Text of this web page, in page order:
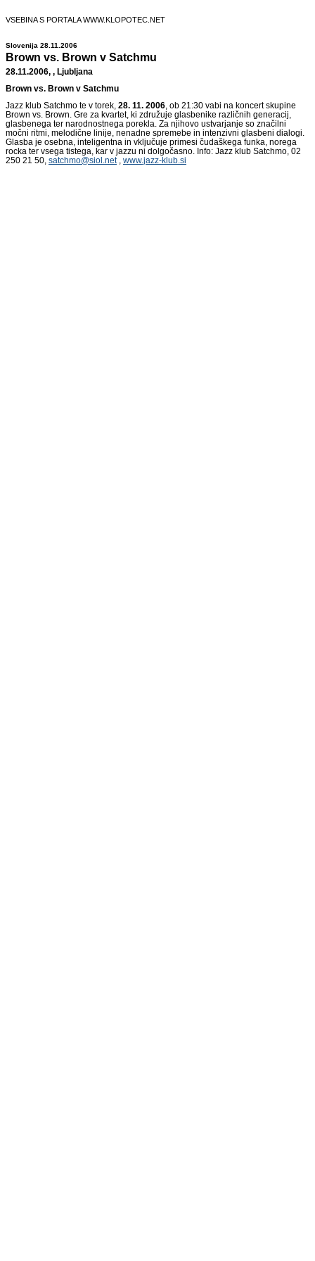
VSEBINA S PORTALA WWW.KLOPOTEC.NET
Slovenija 28.11.2006
Brown vs. Brown v Satchmu
28.11.2006, , Ljubljana
Brown vs. Brown v Satchmu
Jazz klub Satchmo te v torek, 28. 11. 2006 , ob 21:30 vabi na koncert skupine
Brown vs. Brown. Gre za kvartet, ki združuje glasbenike različnih generacij,
glasbenega ter narodnostnega porekla. Za njihovo ustvarjanje so značilni
močni ritmi, melodične linije, nenadne spremebe in intenzivni glasbeni dialogi.
Glasba je osebna, inteligentna in vključuje primesi čudaškega funka, norega
rocka ter vsega tistega, kar v jazzu ni dolgočasno. Info: Jazz klub Satchmo, 02
250 21 50, satchmo@siol.net, www.jazz-klub.si